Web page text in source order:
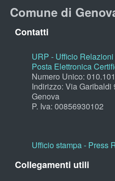
Comune di
Contatti
URP - Ufficio
Posta Elettronica
Numero Unico:
Indirizzo: Via Garibaldi
Genova
P. Iva: 00856930102
Ufficio stampa - Press
Collegamenti utili